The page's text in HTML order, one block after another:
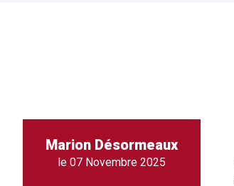
Marion Désormeaux
le 07 Novembre 2025